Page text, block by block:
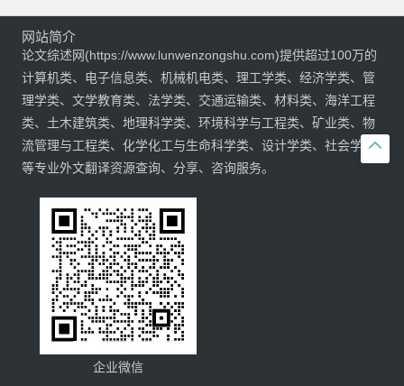

网站简介
论文综述网(https://www.lunwenzongshu.com)提供超过100万的
计算机类、电子信息类、机械机电类、理工学类、经济学类、管
理学类、文学教育类、法学类、交通运输类、材料类、海洋工程
类、土木建筑类、地理科学类、环境科学与工程类、矿业类、物
流管理与工程类、化学化工与生命科学类、设计学类、社会学类
等专业外文翻译资源查询、分享、咨询服务。
企业微信